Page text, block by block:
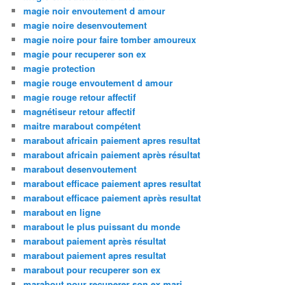
magie noir envoutement d amour
magie noire desenvoutement
magie noire pour faire tomber amoureux
magie pour recuperer son ex
magie protection
magie rouge envoutement d amour
magie rouge retour affectif
magnétiseur retour affectif
maitre marabout compétent
marabout africain paiement apres resultat
marabout africain paiement après résultat
marabout desenvoutement
marabout efficace paiement apres resultat
marabout efficace paiement après resultat
marabout en ligne
marabout le plus puissant du monde
marabout paiement après résultat
marabout paiement apres resultat
marabout pour recuperer son ex